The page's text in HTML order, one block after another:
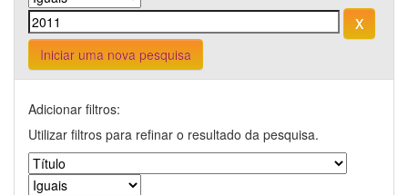
Iniciar uma nova pesquisa
Adicionar filtros:
Utilizar filtros para refinar o resultado da pesquisa.